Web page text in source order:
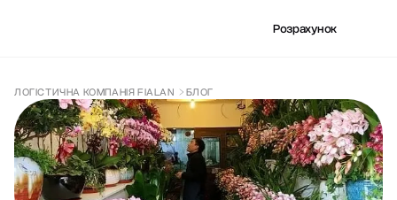
Розрахунок
ЛОГІСТИЧНА КОМПАНІЯ FIALAN БЛОГ